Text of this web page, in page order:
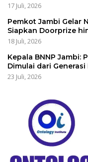
17 Juli, 2026
Pemkot Jambi Gelar
Siapkan Doorprize
18 Juli, 2026
Kepala BNNP Jambi:
Dimulai dari
23 Juli, 2026